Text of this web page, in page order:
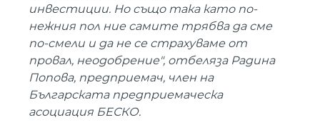
инвестиции. Но също така като по-
нежния пол ние самите трябва да сме
по-смели и да не се страхуваме от
провал, неодобрение", отбеляза Радина
Попова, предприемач, член на
Българската предприемаческа
асоциация БЕСКО.